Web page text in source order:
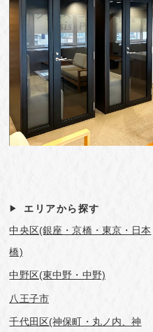
エリアから探す
中央区(銀座・京橋・東京・日本
橋)
中野区(東中野・中野)
八王子市
千代田区(神保町・丸ノ内、神